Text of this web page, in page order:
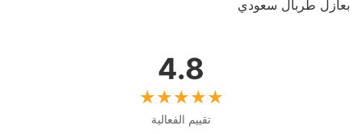
4.8
تقييم الفعالية